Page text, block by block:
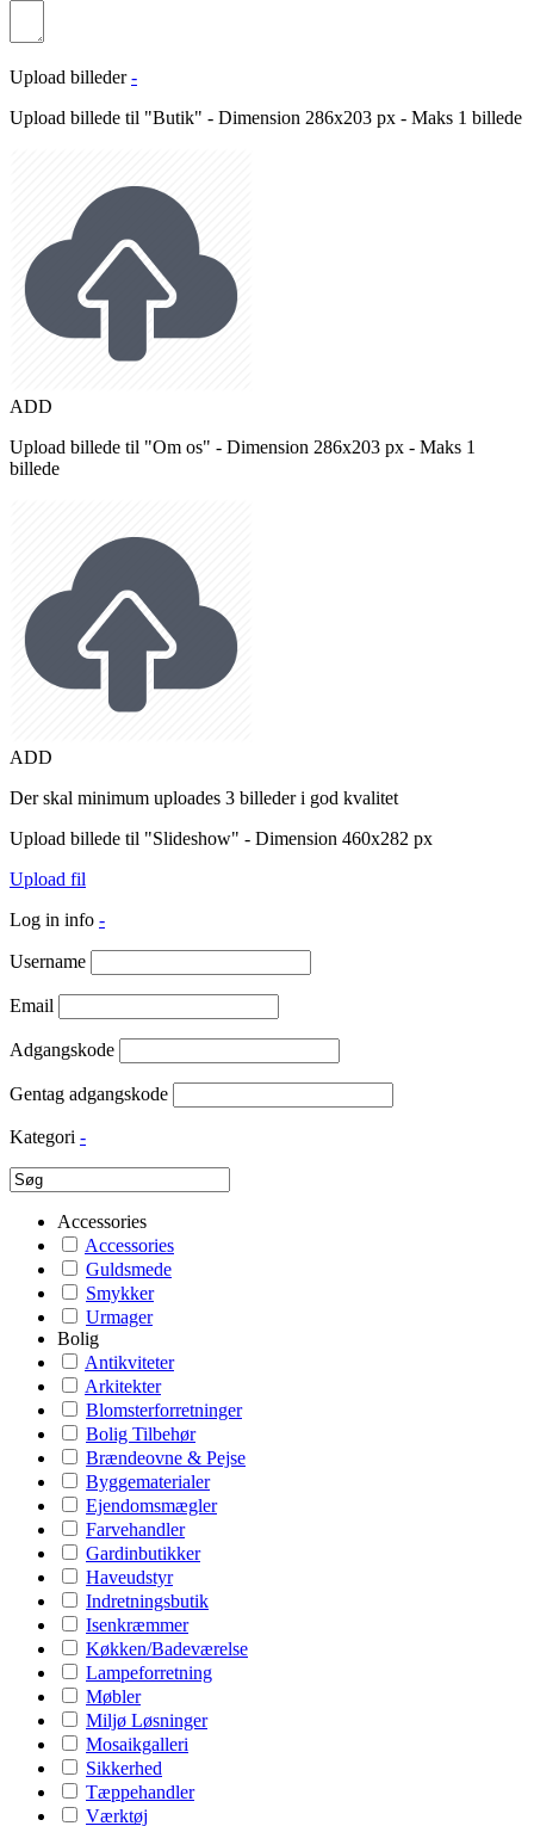
Upload billeder -
Upload billede til "Butik" - Dimension 286x203 px - Maks 1 billede
ADD
Upload billede til "Om os" - Dimension 286x203 px - Maks 1
billede
ADD
Der skal minimum uploades 3 billeder i god kvalitet
Upload billede til "Slideshow" - Dimension 460x282 px
Upload fil
Log in info -
Username
Email
Adgangskode
Gentag adgangskode
Kategori -
Accessories
Accessories
Guldsmede
Smykker
Urmager
Bolig
Antikviteter
Arkitekter
Blomsterforretninger
Bolig Tilbehør
Brændeovne & Pejse
Byggematerialer
Ejendomsmægler
Farvehandler
Gardinbutikker
Haveudstyr
Indretningsbutik
Isenkræmmer
Køkken/Badeværelse
Lampeforretning
Møbler
Miljø Løsninger
Mosaikgalleri
Sikkerhed
Tæppehandler
Værktøj